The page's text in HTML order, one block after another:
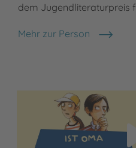
dem Jugendliteraturpreis
Mehr zur Person
Regina Kehn
Video abspielen